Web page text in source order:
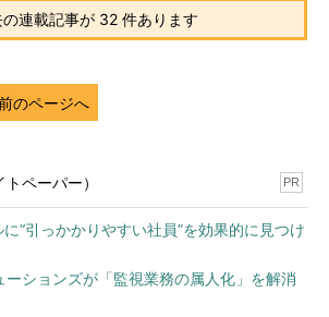
連載記事が 32 件あります
のページへ
ペーパー） PR
“引っかかりやすい社員”を効果的に見つけ
ーションズが「監視業務の属人化」を解消